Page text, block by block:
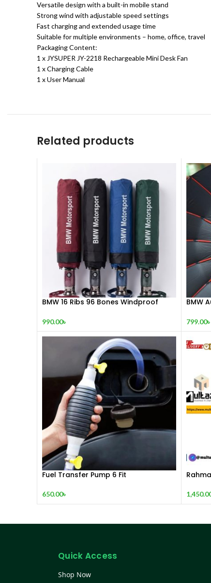
Versatile design with a built-in mobile stand
Strong wind with adjustable speed settings
Fast charging and extended usage time
Suitable for multiple environments – home, office, travel
Packaging Content:
1 x JYSUPER JY-2218 Rechargeable Mini Desk Fan
1 x Charging Cable
1 x User Manual
Related products
BMW 16 Ribs 96 Bones Windproof
990.00৳
BMW
799.00৳
Fuel Transfer Pump 6 Fit
650.00৳
Quick Access
Shop Now